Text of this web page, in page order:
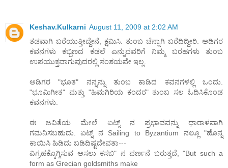
Keshav.Kulkarni August 11, 2009 at 2:02 AM
ತಡವಾಗಿ ಬರೆಯುತ್ತೀದ್ದೇನೆ, ಕ್ಷಮಿಸಿ. ತುಂಬ ಚೆನ್ನಾಗಿ ಬರೆದಿದ್ದೀರಿ. ಅಡಿಗರ
ಕವನಗಳು ಕಬ್ಬಿಣದ ಕಡಲೆ ಎನ್ನುವವರಿಗೆ ನಿಮ್ಮ ಬರಹಗಳು ತುಂಬ
ಉಪಯುಕ್ತವಾಗುವುದರಲ್ಲಿ ಸಂಶಯವೇ ಇಲ್ಲ.
ಅಡಿಗರ "ಭೂತ" ನನ್ನನ್ನು ತುಂಬ ಕಾಡಿದ ಕವನಗಳಲ್ಲಿ ಒಂದು.
"ಭೂಮಿಗೀತ" ಮತ್ತು "ಹಿಮಗಿರಿಯ ಕಂದರ" ತುಂಬ ಸಲ ಓದಿಸಿಕೊಂಡ
ಕವನಗಳು.
ಈ ಜವಿತೆಯ ಮೇಲೆ ಏಟ್ಸ್ ನ ಪ್ರಭಾವವನ್ನು ಧಾರಾಳವಾಗಿ
ಗಮನಿಸಬಹುದು. ಏಟ್ನ್ ನ Sailing to Byzantium ನಲ್ಲೂ "ಹೊನ್ನ
ಕಾಯಿಸಿ ಹಿಡಿದು ಬಡಿದಿಷ್ಟದೇವತಾ---
ವಿಗ್ರಹಕ್ಕೊಗ್ಗಿಸುವ ಅಸಲು ಕಸಬಿ" ನ ವರ್ಣನೆ ಬರುತ್ತದೆ, "But such a
form as Grecian goldsmiths make